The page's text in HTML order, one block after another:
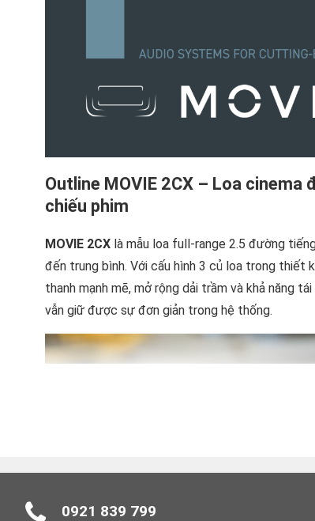
Outline MOVIE 2CX – Loa
chiếu phim
MOVIE 2CX là mẫu loa full-range 2.5 đường
đến trung bình. Với cấu hình 3 củ loa trong thiết
thanh mạnh mẽ, mở rộng dải trầm và khả năng
vẫn giữ được sự đơn giản trong hệ thống.
0921 839 799